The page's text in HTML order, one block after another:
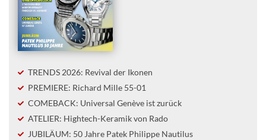
TRENDS 2026: Revival der Ikonen
PREMIERE: Richard Mille 55-01
COMEBACK: Universal Genève ist zurück
ATELIER: Hightech-Keramik von Rado
JUBILÄUM: 50 Jahre Patek Philippe Nautilus